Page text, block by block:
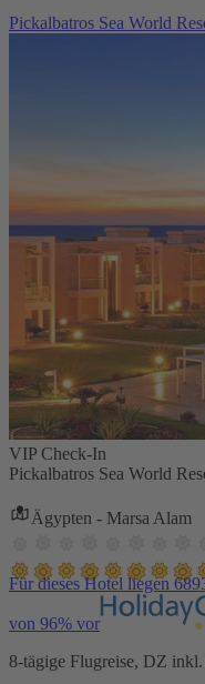
Pickalbatros Sea World
VIP Check-In
Pickalbatros Sea World
Ägypten - Marsa Alam
Für dieses Hotel liegen
von 96% vor
8-tägige Flugreise, DZ